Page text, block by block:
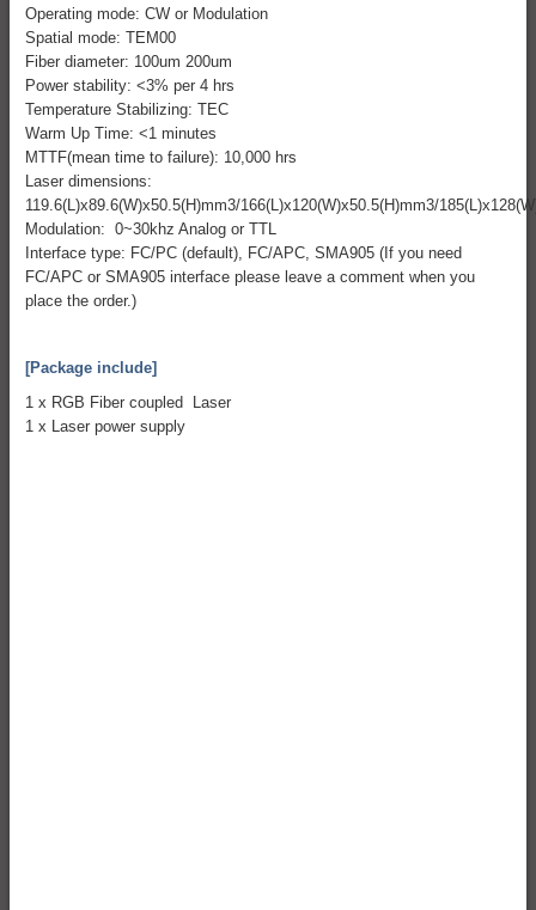
Operating mode: CW or Modulation
Spatial mode: TEM00
Fiber diameter: 100um 200um
Power stability: <3% per 4 hrs
Temperature Stabilizing: TEC
Warm Up Time: <1 minutes
MTTF(mean time to failure): 10,000 hrs
Laser dimensions:
119.6(L)x89.6(W)x50.5(H)mm3/166(L)x120(W)x50.5(H)mm3/
Modulation: 0~30khz Analog or TTL
Interface type: FC/PC (default), FC/APC, SMA905 (If you need
FC/APC or SMA905 interface please leave a comment when you
place the order.)
[Package include]
1 x RGB Fiber coupled Laser
1 x Laser power supply